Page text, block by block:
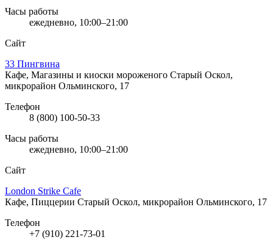
Часы работы
ежедневно, 10:00–21:00
Сайт
33 Пингвина
Кафе, Магазины и киоски мороженого Старый Оскол,
микрорайон Ольминского, 17
Телефон
8 (800) 100-50-33
Часы работы
ежедневно, 10:00–21:00
Сайт
London Strike Cafe
Кафе, Пиццерии Старый Оскол, микрорайон Ольминского, 17
Телефон
+7 (910) 221-73-01